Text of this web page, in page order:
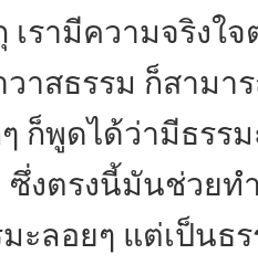
เรามีความจริงใ
วาสธรรม ก็สามา
ๆ ก็พูดได้ว่ามีธรร
ซึ่งตรงนี้มันช่วยท
มะลอยๆ แต่เป็นธ